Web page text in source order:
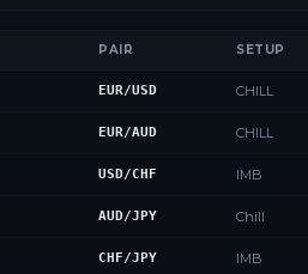
PAIR SETUP
EUR/USD CHILL
EUR/AUD CHILL
USD/CHF IMB
AUD/JPY Chill
CHF/JPY IMB